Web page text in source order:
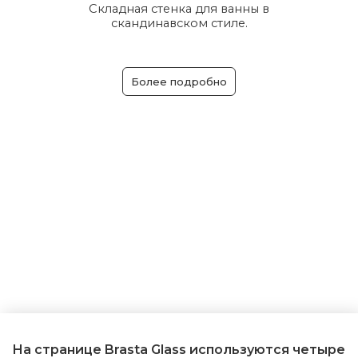
Складная стенка для ванны в
скандинавском стиле.
Более подробно
На странице Brasta Glass используются четыре